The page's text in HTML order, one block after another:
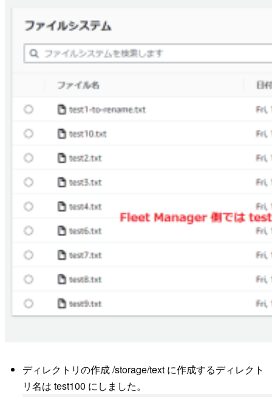
ディレクトリの作成 /storage/text に作成するディレクト
リ名は test100 にしました。